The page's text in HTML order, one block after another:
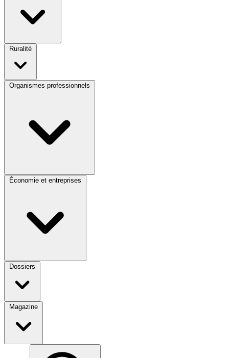
Ruralité
Organismes professionnels
Économie et entreprises
Dossiers
Magazine